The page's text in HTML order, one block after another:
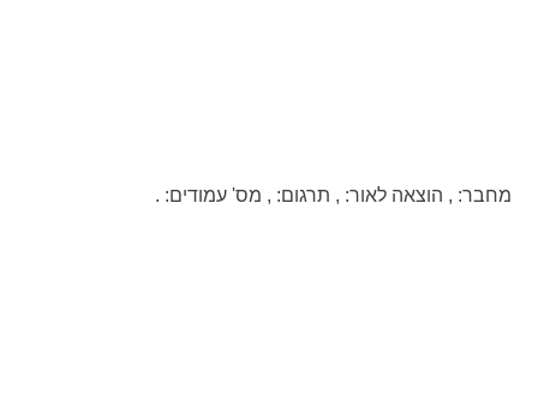
מחבר: , הוצאה לאור: , תרגום: , מס' עמודים: .